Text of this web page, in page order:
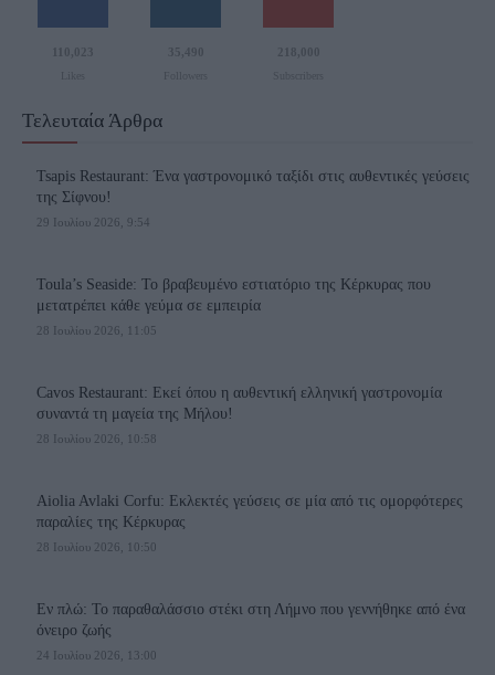
110,023 35,490 218,000
Τελευταία Άρθρα
Tsapis Restaurant: Ένα γαστρονομικό ταξίδι στις αυθεντικές γεύσεις
της Σίφνου!
29 Ιουλίου 2026, 9:54
Toula’s Seaside: Το βραβευμένο εστιατόριο της Κέρκυρας που
μετατρέπει κάθε γεύμα σε εμπειρία
28 Ιουλίου 2026, 11:05
Cavos Restaurant: Εκεί όπου η αυθεντική ελληνική γαστρονομία
συναντά τη μαγεία της Μήλου!
28 Ιουλίου 2026, 10:58
Aiolia Avlaki Corfu: Εκλεκτές γεύσεις σε μία από τις ομορφότερες
παραλίες της Κέρκυρας
28 Ιουλίου 2026, 10:50
Εν πλώ: Το παραθαλάσσιο στέκι στη Λήμνο που γεννήθηκε από ένα
όνειρο ζωής
24 Ιουλίου 2026, 13:00